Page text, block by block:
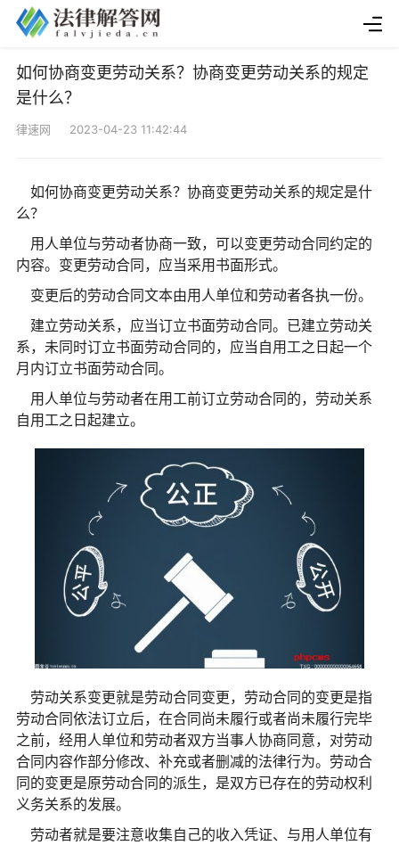
如何协商变更劳动关系？协商变更劳动关系的规定
是什么？
律速网 2023-04-23 11:42:44
如何协商变更劳动关系？协商变更劳动关系的规定是什
么？
用人单位与劳动者协商一致，可以变更劳动合同约定的
内容。变更劳动合同，应当采用书面形式。
变更后的劳动合同文本由用人单位和劳动者各执一份。
建立劳动关系，应当订立书面劳动合同。已建立劳动关
系，未同时订立书面劳动合同的，应当自用工之日起一个
月内订立书面劳动合同。
用人单位与劳动者在用工前订立劳动合同的，劳动关系
自用工之日起建立。
劳动关系变更就是劳动合同变更，劳动合同的变更是指
劳动合同依法订立后，在合同尚未履行或者尚未履行完毕
之前，经用人单位和劳动者双方当事人协商同意，对劳动
合同内容作部分修改、补充或者删减的法律行为。劳动合
同的变更是原劳动合同的派生，是双方已存在的劳动权利
义务关系的发展。
劳动者就是要注意收集自己的收入凭证、与用人单位有